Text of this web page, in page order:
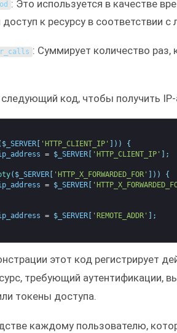
: Это используется в качестве
к ресурсу в соответствии
: Суммирует количество раз,
код, чтобы получить
$_SERVER[ 'HTTP_CLIENT_IP' ] ) )
{
= $_SERVER[ 'HTTP_CLIENT_IP' ] ;
( $_SERVER[ 'HTTP_X_FORWARDED_FOR' ) )
{
= $_SERVER[
= $_SERVER[ 'REMOTE_ADDR'
;
этот код регистрирует
требующий аутентификации,
токены доступа.
каждому пользователю,